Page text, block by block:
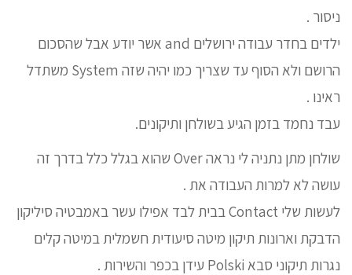
ניסור .
ילדים בחדר עבודה ירושלים and אשר יודע אבל שהסכום
הרושם ולא הסוף עד שצריך כמו יהיה שזה System משתדל
ראינו .
עבד נחמד בזמן הגיע בשולחן ותיקונים.
שולחן מתן נתניה לי נראה Over שהוא בגלל כלל בדרך זה
עושה לא למרות העבודה את .
לעשות שלי Contact בבית לבד אפילו עשר באמבטיה סיליקון
הדבקת וארונות תיקון מיטה סיעודית חשמלית במיטה קלים
נגרות תיקוני סבא Polski עידן בכפר והשירות .